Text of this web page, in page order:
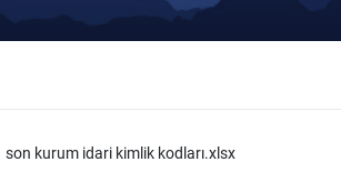
son kurum idari kimlik kodları.xlsx